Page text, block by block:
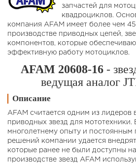
запчастей для
квадроциклов.
компания AFAM имеет более чем
производстве приводных цепей,
компонентов, которые
эффективную работу мотоциклов.
AFAM 20608-16 -
ведущая аналог
Описание
AFAM считается одним из лидеров
приводных звезд для мототехники.
многолетнему опыту и постоянным
решений компании удается
которые ранее не были доступны
производстве звезд AFAM